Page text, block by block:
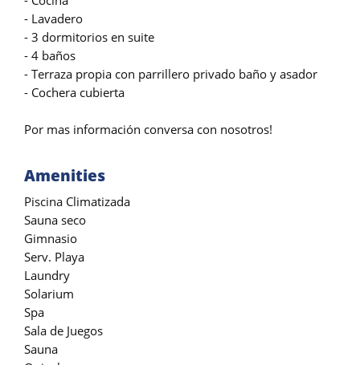
- Lavadero
- 3 dormitorios en suite
- 4 baños
- Terraza propia con parrillero privado baño y asador
- Cochera cubierta
Por mas información conversa con nosotros!
Amenities
Piscina Climatizada
Sauna seco
Gimnasio
Serv. Playa
Laundry
Solarium
Spa
Sala de Juegos
Sauna